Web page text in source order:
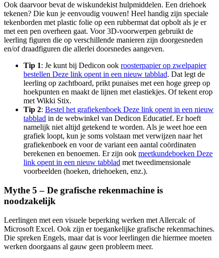
Ook daarvoor bevat de wiskundekist hulpmiddelen. Een driehoek
tekenen? Die kun je eenvoudig vouwen! Heel handig zijn speciale
tekenborden met plastic folie op een rubbermat dat opbolt als je er
met een pen overheen gaat. Voor 3D-voorwerpen gebruikt de
leerling figuren die op verschillende manieren zijn doorgesneden
en/of draadfiguren die allerlei doorsnedes aangeven.
Tip 1: Je kunt bij Dedicon ook roosterpapier op zwelpapier
bestellen Deze link opent in een nieuw tabblad. Dat legt de
leerling op zachtboard, prikt punaises met een hoge greep op
hoekpunten en maakt de lijnen met elastiekjes. Of tekent erop
met Wikki Stix.
Tip 2: Bestel het grafiekenboek Deze link opent in een nieuw
tabblad in de webwinkel van Dedicon Educatief. Er hoeft
namelijk niet altijd getekend te worden. Als je weet hoe een
grafiek loopt, kun je soms volstaan met verwijzen naar het
grafiekenboek en voor de variant een aantal coördinaten
berekenen en benoemen. Er zijn ook meetkundeboeken Deze
link opent in een nieuw tabblad met tweedimensionale
voorbeelden (hoeken, driehoeken, enz.).
Mythe 5 – De grafische rekenmachine is
noodzakelijk
Leerlingen met een visuele beperking werken met Allercalc of
Microsoft Excel. Ook zijn er toegankelijke grafische rekenmachines.
Die spreken Engels, maar dat is voor leerlingen die hiermee moeten
werken doorgaans al gauw geen probleem meer.